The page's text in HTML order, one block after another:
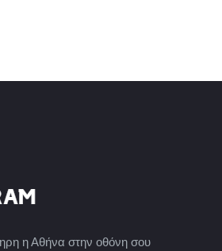
η Αθήνα στην οθόνη σου